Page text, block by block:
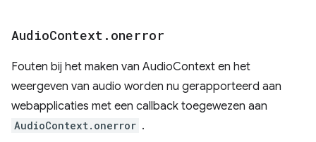
AudioContext . onerror
Fouten bij het maken van AudioContext en het
weergeven van audio worden nu gerapporteerd aan
webapplicaties met een callback toegewezen aan
AudioContext.onerror .